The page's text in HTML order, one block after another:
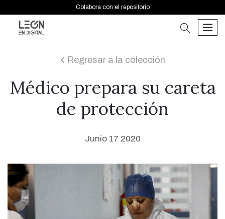
Colabora con el repositorio
buscar
icon
Regresar a la colección
Médico prepara su careta
de protección
Junio 17 2020